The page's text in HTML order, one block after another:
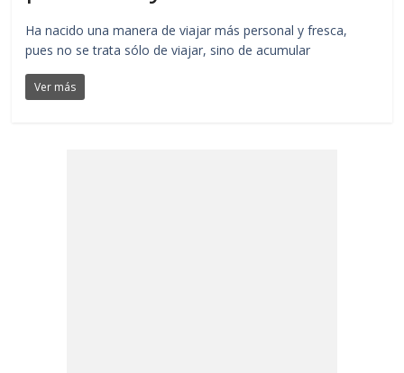
Ha nacido una manera de viajar más personal y fresca,
pues no se trata sólo de viajar, sino de acumular
Ver más